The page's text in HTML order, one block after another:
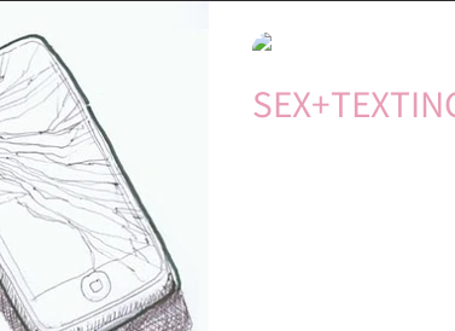
為的
的 關於糖不甩的 傳言秘聞 醫學知識